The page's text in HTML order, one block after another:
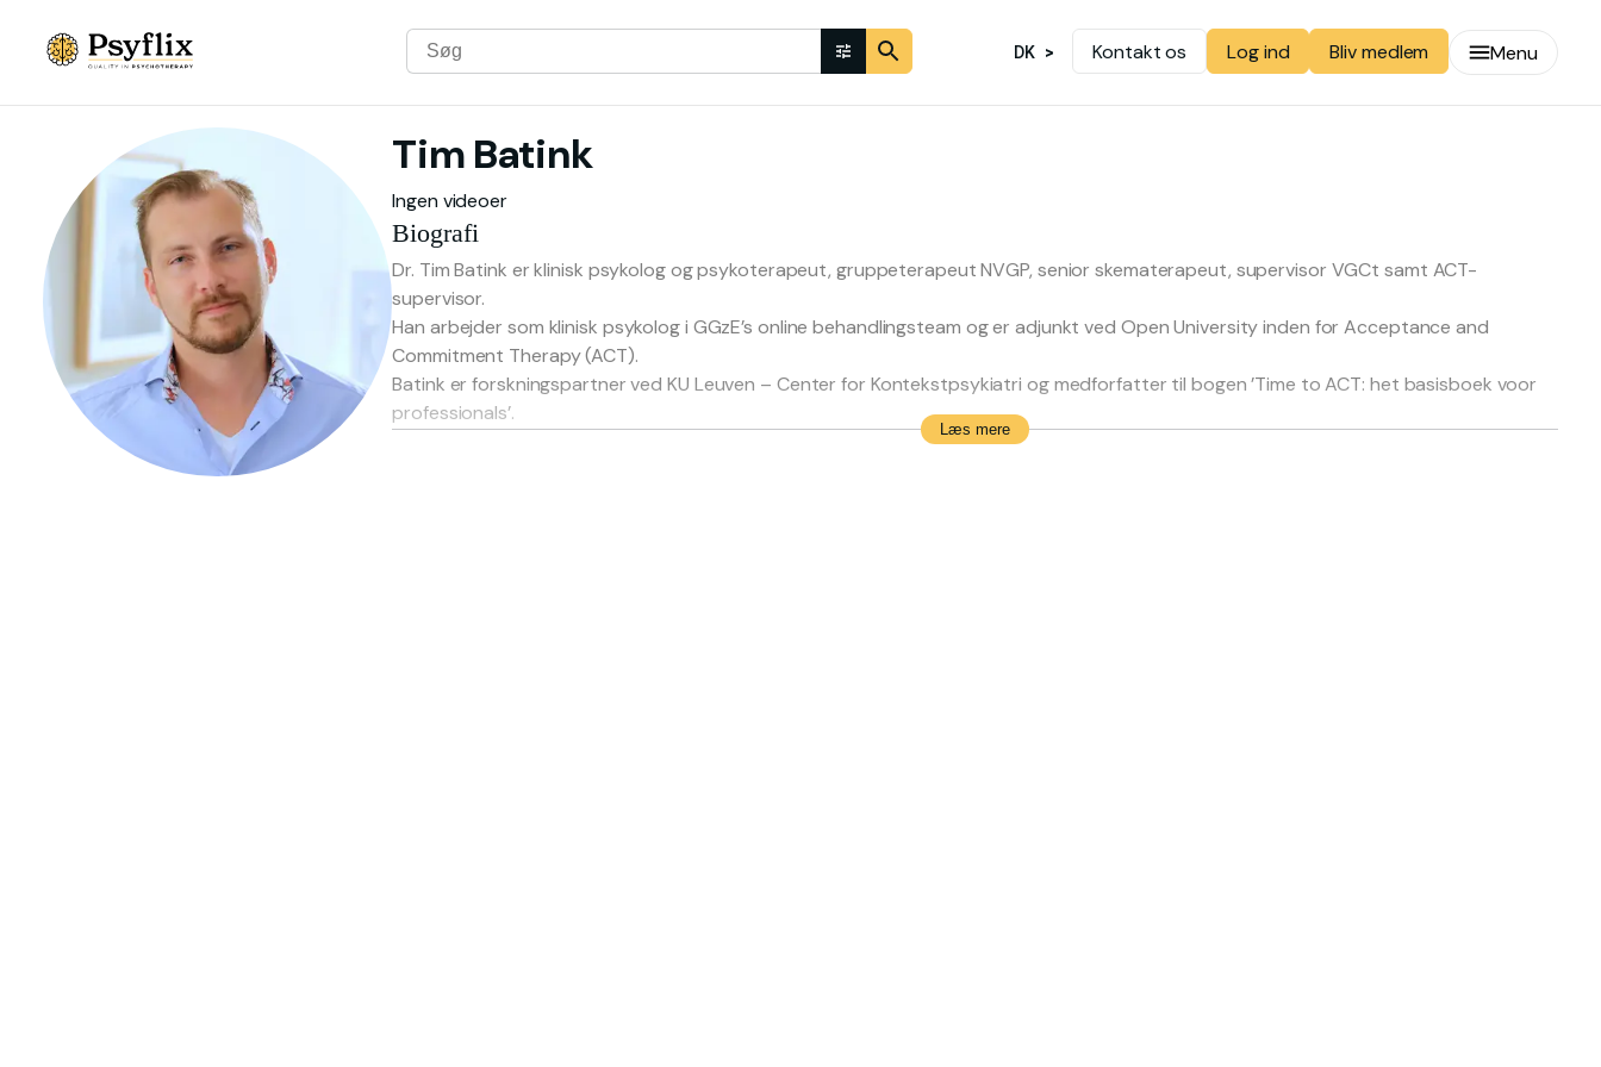
DK Kontakt os Log ind Bliv medlem Menu
Tim Batink
Ingen videoer
Biografi
Dr. Tim Batink er klinisk psykolog og psykoterapeut, gruppeterapeut NVGP, senior skematerapeut, supervisor VGCt samt ACT-
supervisor.
Han arbejder som klinisk psykolog i GGzE’s online behandlingsteam og er adjunkt ved Open University inden for Acceptance and
Commitment Therapy (ACT).
Batink er forskningspartner ved KU Leuven – Center for Kontekstpsykiatri og medforfatter til bogen ’Time to ACT: het basisboek voor
professionals’.
I 2020 grundlagde han ACT in Action – Academy, en online læringsplatform for ACT.
Læs mere